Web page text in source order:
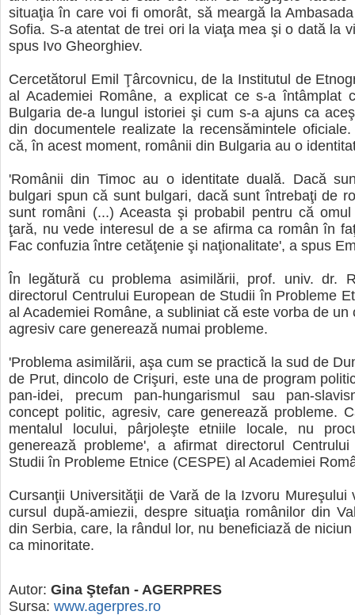
situaţia în care voi fi omorât, să meargă la
Sofia. S-a atentat de trei ori la viaţa mea şi o dată la
spus Ivo Gheorghiev.
Cercetătorul Emil Ţârcovnicu, de la Institutul de
al Academiei Române, a explicat ce s-a întâmplat
Bulgaria de-a lungul istoriei şi cum s-a ajuns ca
din documentele realizate la recensămintele
că, în acest moment, românii din Bulgaria au o
'Românii din Timoc au o identitate duală. Dacă
bulgari spun că sunt bulgari, dacă sunt întrebaţi de
sunt români (...) Aceasta şi probabil pentru că
ţară, nu vede interesul de a se afirma ca român în
Fac confuzia între cetăţenie şi naţionalitate', a spus
În legătură cu problema asimilării, prof. univ. dr.
directorul Centrului European de Studii în Probleme
al Academiei Române, a subliniat că este vorba de un
agresiv care generează numai probleme.
'Problema asimilării, aşa cum se practică la sud de
de Prut, dincolo de Crişuri, este una de program
pan-idei, precum pan-hungarismul sau pan-
concept politic, agresiv, care generează probleme.
mentalul locului, pârjoleşte etniile locale, nu
generează probleme', a afirmat directorul
Studii în Probleme Etnice (CESPE) al Academiei
Cursanţii Universităţii de Vară de la Izvoru Mureşului
cursul după-amiezii, despre situaţia românilor din
din Serbia, care, la rândul lor, nu beneficiază de
ca minoritate.
Autor: Gina Ştefan - AGERPRES
Sursa: www.agerpres.ro